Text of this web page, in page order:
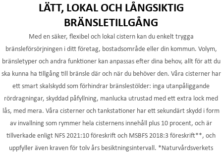
LÄTT, LOKAL OCH LÅNGSIKTIG
BRÄNSLETILLGÅNG
Med en säker, flexibel och lokal cistern kan du enkelt trygga
bränsleförsörjningen i ditt företag, bostadsområde eller din kommun. Volym,
bränsletyper och andra funktioner kan anpassas efter dina behov, allt för att du
ska kunna ha tillgång till bränsle där och när du behöver den. Våra cisterner har
ett smart skalskydd som förhindrar bränslestölder: inga utanpåliggande
rördragningar, skyddad påfyllning, manlucka utrustad med ett extra lock med
lås, med mera. Våra cisterner och tankstationer har ett sekundärt skydd i form
av invallning som rymmer hela cisternens innehåll plus 10 procent, och är
tillverkade enligt NFS 2021:10 föreskrift och MSBFS 2018:3 föreskrift**, och
uppfyller även kraven för tolv års besiktningsintervall. *Naturvårdsverkets